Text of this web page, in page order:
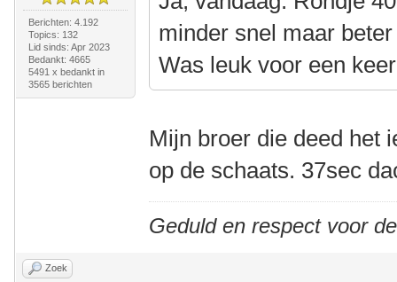
Berichten: 4.192
Topics: 132
Lid sinds: Apr 2023
Bedankt: 4665
5491 x bedankt in
3565 berichten
minder snel maar
Was leuk voor een
Mijn broer die deed het
op de schaats. 37sec
Geduld en respect voor
Zoek